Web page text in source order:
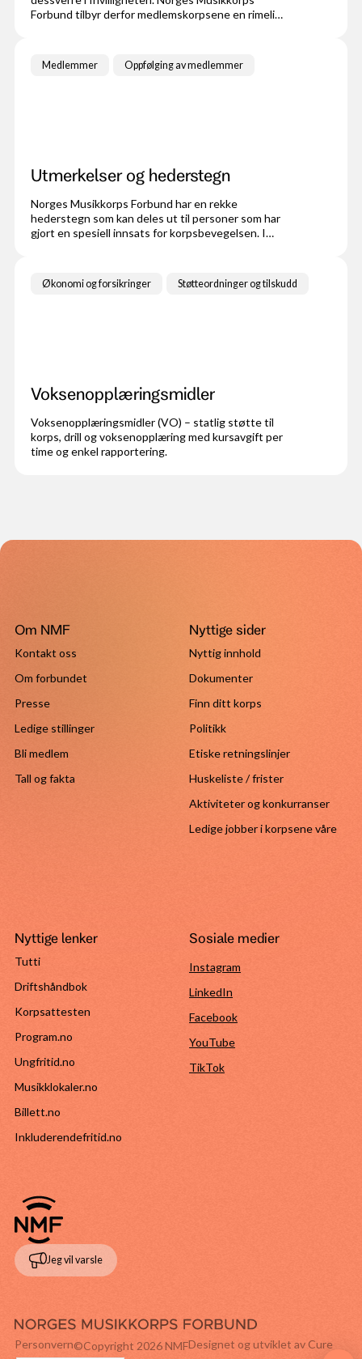
Forbund tilbyr derfor medlemskorpsene en rimelig
Medlemmer Oppfølging av medlemmer
Utmerkelser og hederstegn
Norges Musikkorps Forbund har en rekke
hederstegn som kan deles ut til personer som har
gjort en spesiell innsats for korpsbevegelsen. I
Økonomi og forsikringer Støtteordninger og tilskudd
Voksenopplæringsmidler
Voksenopplæringsmidler (VO) – statlig støtte til
korps, drill og voksenopplæring med kursavgift per
time og enkel rapportering.
Om NMF
Kontakt oss
Om forbundet
Presse
Ledige stillinger
Bli medlem
Tall og fakta
Nyttige sider
Nyttig innhold
Dokumenter
Finn ditt korps
Politikk
Etiske retningslinjer
Huskeliste / frister
Aktiviteter og konkurranser
Ledige jobber i korpsene våre
Nyttige lenker
Tutti
Driftshåndbok
Korpsattesten
Program.no
Ungfritid.no
Musikklokaler.no
Billett.no
Inkluderendefritid.no
Sosiale medier
Instagram
LinkedIn
Facebook
YouTube
TikTok
Jeg vil varsle
Personvern©Copyright 2026NMFDesignet og utviklet av Cure